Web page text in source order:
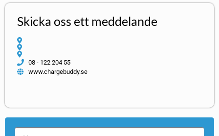
Skicka oss ett meddelande
08 - 122 204 55
www.chargebuddy.se